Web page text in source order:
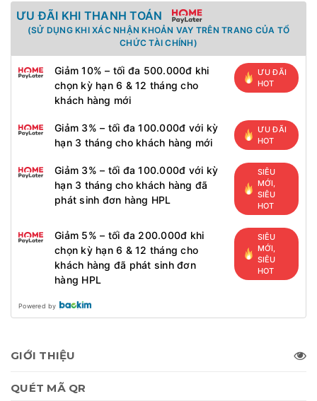
ƯU ĐÃI KHI THANH TOÁN
(SỬ DỤNG KHI XÁC NHẬN KHOẢN VAY TRÊN TRANG CỦA TỔ
CHỨC TÀI CHÍNH)
Giảm 10% – tối đa 500.000đ khi
chọn kỳ hạn 6 & 12 tháng cho
khách hàng mới
ƯU ĐÃI
HOT
Giảm 3% – tối đa 100.000đ với kỳ
hạn 3 tháng cho khách hàng mới
ƯU ĐÃI
HOT
Giảm 3% – tối đa 100.000đ với kỳ
hạn 3 tháng cho khách hàng đã
phát sinh đơn hàng HPL
SIÊU
MỚI,
SIÊU
HOT
Giảm 5% – tối đa 200.000đ khi
chọn kỳ hạn 6 & 12 tháng cho
khách hàng đã phát sinh đơn
hàng HPL
SIÊU
MỚI,
SIÊU
HOT
Powered by
GIỚI THIỆU
QUÉT MÃ QR